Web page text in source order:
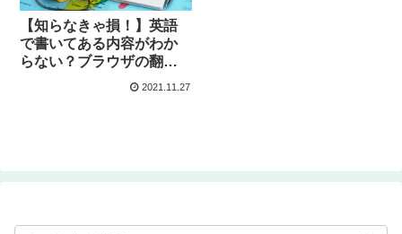
【知らなきゃ損！】英語
で書いてある内容がわか
らない？ブラウザの翻訳
2021.11.27